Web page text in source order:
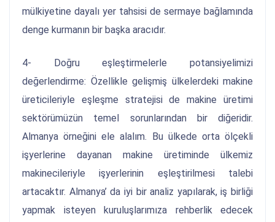
mülkiyetine dayalı yer tahsisi de sermaye bağlamında
denge kurmanın bir başka aracıdır.
4- Doğru eşleştirmelerle potansiyelimizi
değerlendirme: Özellikle gelişmiş ülkelerdeki makine
üreticileriyle eşleşme stratejisi de makine üretimi
sektörümüzün temel sorunlarından bir diğeridir.
Almanya örneğini ele alalım. Bu ülkede orta ölçekli
işyerlerine dayanan makine üretiminde ülkemiz
makinecileriyle işyerlerinin eşleştirilmesi talebi
artacaktır. Almanya’ da iyi bir analiz yapılarak, iş birliği
yapmak isteyen kuruluşlarımıza rehberlik edecek